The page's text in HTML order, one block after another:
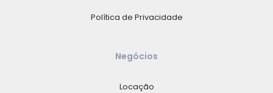
Política de Privacidade
Negócios
Locação